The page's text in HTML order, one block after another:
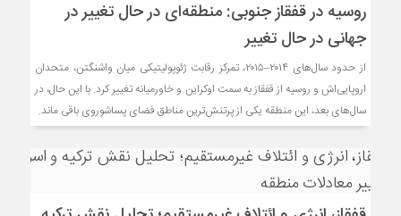
روسیه در قفقاز جنوبی: منطقه‌ای در حال تغییر در
جهانی در حال تغییر
از حدود سال‌های ۲۰۱۴–۲۰۱۵، تمرکز رقابت ژئوپولیتیکی میان واشنگتن، متحدان
اروپایی‌اش و روسیه از قفقاز به سمت اوکراین و خاورمیانه تغییر کرد. با این حال، در
سال‌های بعد، این منطقه یکی از پرتنش‌ترین مناطق فضای پساشوروی باقی ماند.